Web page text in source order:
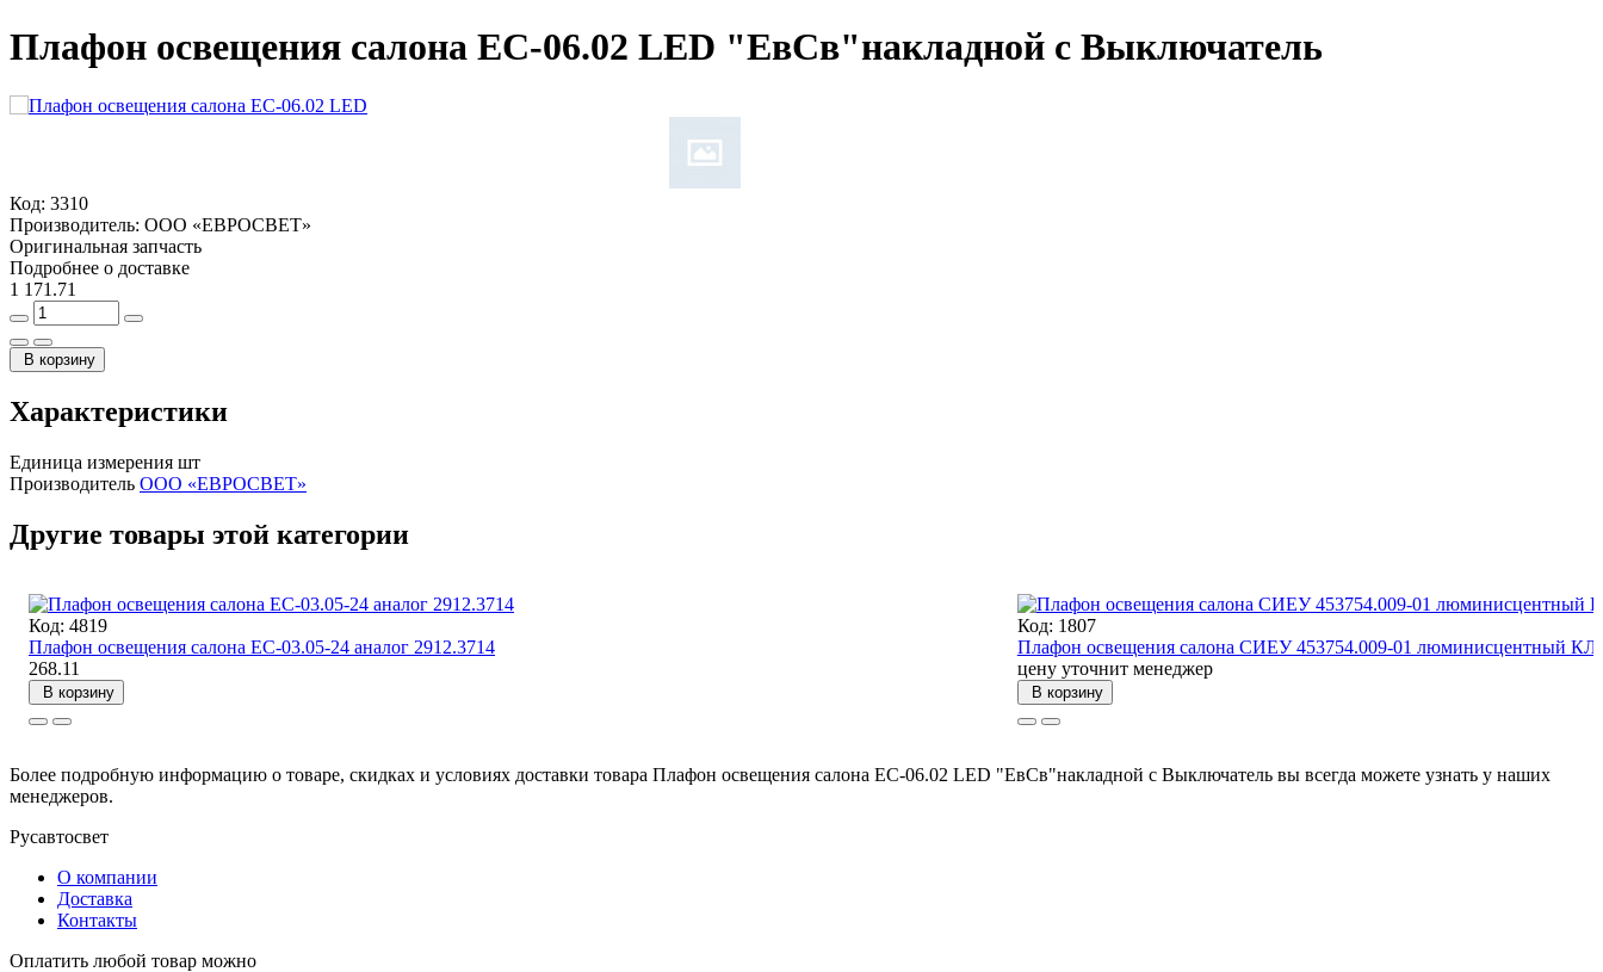
Плафон освещения салона ЕС-06.02 LED "ЕвСв"накладной с Выключатель
Код: 3310
Производитель: ООО «ЕВРОСВЕТ»
Оригинальная запчасть
Подробнее о доставке
1 171.71
В корзину
Характеристики
Единица измерения шт
Производитель ООО «ЕВРОСВЕТ»
Другие товары этой категории
Код: 4819
Плафон освещения салона ЕС-03.05-24 аналог 2912.3714
268.11
В корзину
Код: 1807
Плафон освещения салона СИЕУ 453754.009-01 люминисцентный
цену уточнит менеджер
В корзину
Более подробную информацию о товаре, скидках и условиях доставки товара Плафон освещения салона ЕС-06.02 LED "ЕвСв"накладной с Выключатель вы всегда можете узнать у наших
менеджеров.
Русавтосвет
О компании
Доставка
Контакты
Оплатить любой товар можно